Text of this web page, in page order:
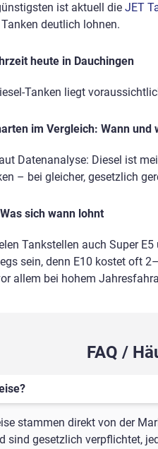
ist aktuell die JET
deutlich lohnen.
heute in Dauchingen
Tanken liegt
im Vergleich: Wann
Datenanalyse: Diesel ist
– bei gleicher, gesetzlich
sich wann lohnt
Tankstellen auch Super
sein, denn E10 kostet oft
allem bei hohem
FAQ /
stammen direkt von der
sind gesetzlich verpflichtet,